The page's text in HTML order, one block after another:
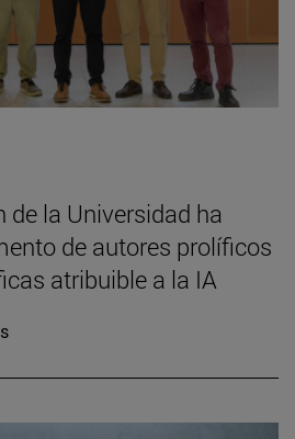
la Universidad ha
de autores prolíficos
atribuible a la IA